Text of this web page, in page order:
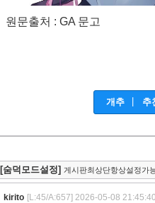
원문출처 : GA 문고
개추 추
[숨덕모드설정] 게시판최상단항상설정가
kirito [L:45/A:657] 2026-05-08 21:45:40